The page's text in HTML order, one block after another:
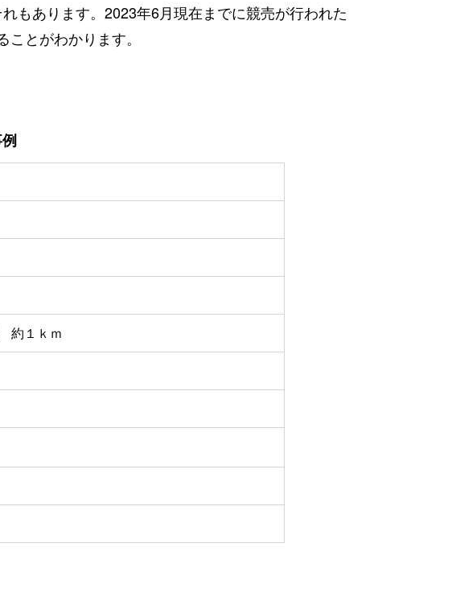
もあります。2023年6月現在までに競売が行われた
とがわかります。
約１ｋｍ